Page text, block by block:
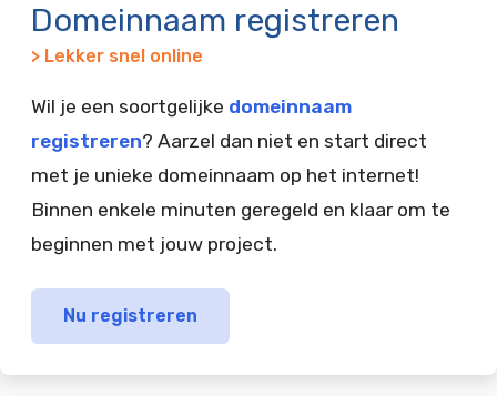
Domeinnaam registreren
> Lekker snel online
Wil je een soortgelijke domeinnaam
registreren? Aarzel dan niet en start direct
met je unieke domeinnaam op het internet!
Binnen enkele minuten geregeld en klaar om te
beginnen met jouw project.
Nu registreren